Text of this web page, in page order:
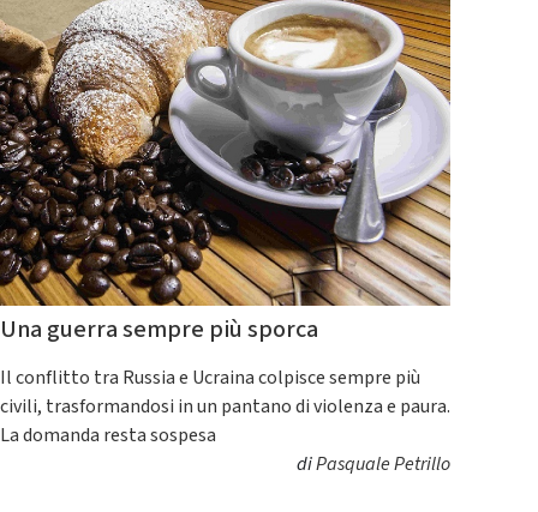
Una guerra sempre più sporca
Il conflitto tra Russia e Ucraina colpisce sempre più
civili, trasformandosi in un pantano di violenza e paura.
La domanda resta sospesa
diPasquale Petrillo